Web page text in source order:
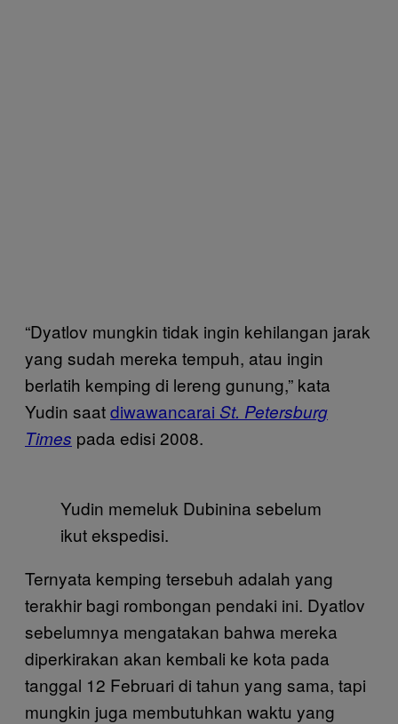
“Dyatlov mungkin tidak ingin kehilangan jarak
yang sudah mereka tempuh, atau ingin
berlatih kemping di lereng gunung,” kata
Yudin saatdiwawancarai St. Petersburg
Times pada edisi 2008.
Yudin memeluk Dubinina sebelum
ikut ekspedisi.
Ternyata kemping tersebuh adalah yang
terakhir bagi rombongan pendaki ini. Dyatlov
sebelumnya mengatakan bahwa mereka
diperkirakan akan kembali ke kota pada
tanggal 12 Februari di tahun yang sama, tapi
mungkin juga membutuhkan waktu yang